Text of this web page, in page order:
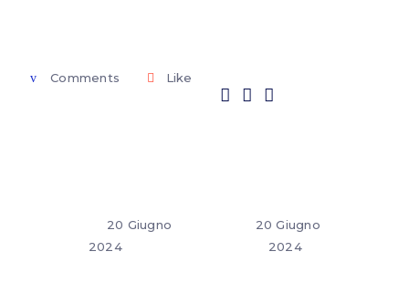
Comments Like
20 Giugno
2024
20 Giugno
2024